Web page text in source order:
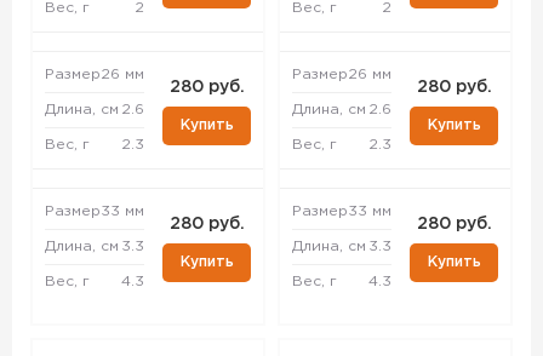
Вес, г 2
Размер26 мм
Длина, см 2.6
Вес, г 2.3
280 руб.
Купить
Размер33 мм
Длина, см 3.3
Вес, г 4.3
280 руб.
Купить
Вес, г 2
Размер26 мм
Длина, см 2.6
Вес, г 2.3
280 руб.
Купить
Размер33 мм
Длина, см 3.3
Вес, г 4.3
280 руб.
Купить